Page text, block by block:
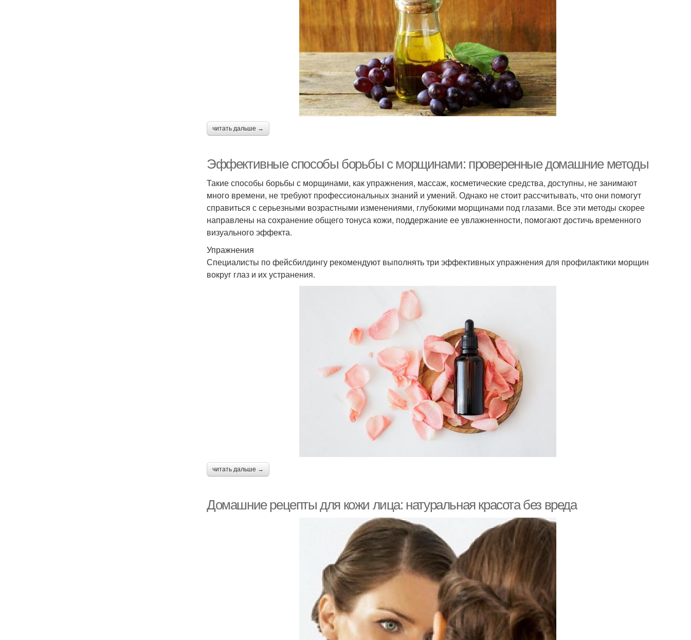
читать дальше →
Эффективные способы борьбы с морщинами: проверенные домашние методы
Такие способы борьбы с морщинами, как упражнения, массаж, косметические средства, доступны, не занимают
много времени, не требуют профессиональных знаний и умений. Однако не стоит рассчитывать, что они помогут
справиться с серьезными возрастными изменениями, глубокими морщинами под глазами. Все эти методы скорее
направлены на сохранение общего тонуса кожи, поддержание ее увлажненности, помогают достичь временного
визуального эффекта.
Упражнения
Специалисты по фейсбилдингу рекомендуют выполнять три эффективных упражнения для профилактики морщин
вокруг глаз и их устранения.
читать дальше →
Домашние рецепты для кожи лица: натуральная красота без вреда